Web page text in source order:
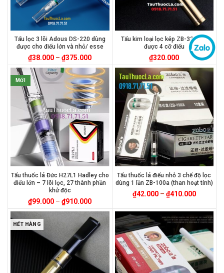
Tẩu lọc 3 lõi Adous DS-220 dùng
được cho điếu lớn và nhỏ/ esse
₫38.000 –₫375.000
Tẩu kim loại lọc kép ZB-331 hút
được 4 cỡ điếu
₫320.000
MỚI
Tẩu thuốc lá Đức H27L1 Hadley cho
điếu lớn – 7 lõi lọc, 27 thành phần
khử độc
₫99.000 –₫910.000
Tẩu thuốc lá điếu nhỏ 3 chế độ lọc
dùng 1 lần ZB-100a (than hoạt tính)
₫42.000– ₫410.000
HẾT HÀNG